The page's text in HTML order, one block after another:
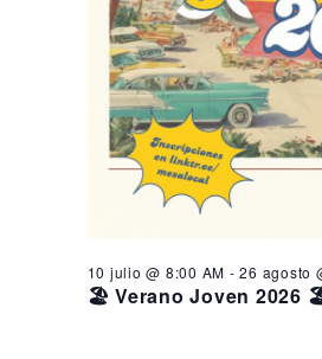
🏖️ Verano Joven 2026
10 julio @ 8:00 AM -26 agosto